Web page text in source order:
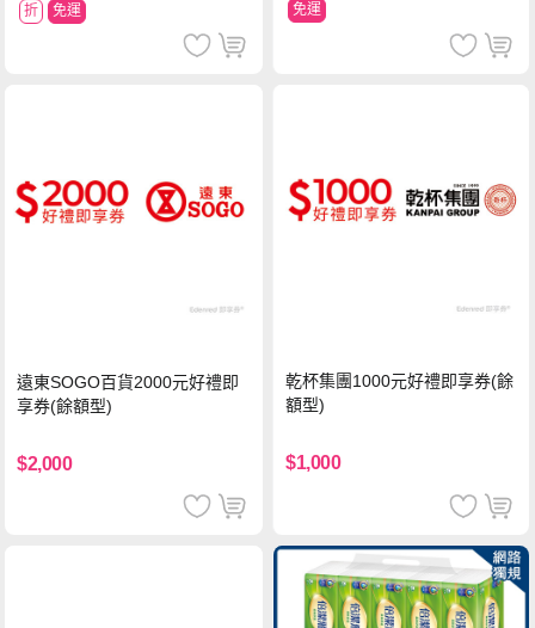
折 免運 免運
遠東SOGO百貨2000元好禮即
享券(餘額型)
$2,000
乾杯集團1000元好禮即享券(餘
額型)
$1,000